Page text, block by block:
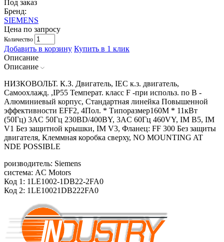
Под заказ
Бренд:
SIEMENS
Цена по запросу
Количество
Добавить в корзину Купить в 1 клик
Описание
Описание
НИЗКОВОЛЬТ. К.З. Двигатель, IEC к.з. двигатель,
Самоохлажд. ,IP55 Температ. класс F -при использ. по B -
Алюминиевый корпус, Стандартная линейка Повышенной
эффективности EFF2, 4Пол. * Типоразмер160M * 11кВт
(50Гц) 3AC 50Гц 230ВD/400ВY, 3AC 60Гц 460VY, IM B5, IM
V1 Без защитной крышки, IM V3, Фланец: FF 300 Без защиты
двигателя, Клеммная коробка сверху, NO MOUNTING AT
NDE POSSIBLE
роизводитель: Siemens
система: AC Motors
Код 1: 1LE1002-1DB22-2FA0
Код 2: 1LE10021DB222FA0